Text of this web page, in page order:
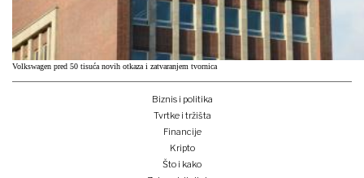
Volkswagen pred 50 tisuća novih otkaza i zatvaranjem tvornica
Biznis i politika
Tvrtke i tržišta
Financije
Kripto
Što i kako